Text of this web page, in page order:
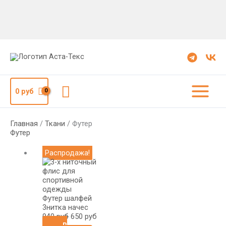
0руб Поиск
Главная / Ткани / Футер
Футер
Распродажа!
Футер шалфей
3нитка начес
940руб
Первоначальная
цена
составляла
940
руб.
650 руб